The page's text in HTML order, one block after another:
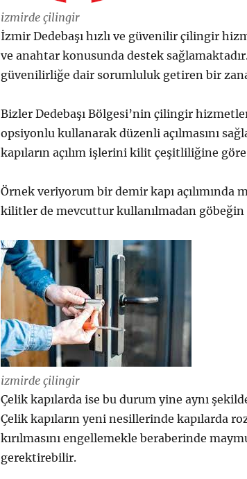
izmirde çilingir
İzmir Dedebaşı hızlı ve güvenilir çilingir
ve anahtar konusunda destek
güvenilirliğe dair sorumluluk getiren bir
Bizler Dedebaşı Bölgesi’nin çilingir
opsiyonlu kullanarak düzenli açılmasını
kapıların açılım işlerini kilit çeşitliliğine
Örnek veriyorum bir demir kapı açılımında
kilitler de mevcuttur kullanılmadan göbeğin
izmirde çilingir
Çelik kapılarda ise bu durum yine aynı
Çelik kapıların yeni nesillerinde kapılarda
kırılmasını engellemekle beraberinde
gerektirebilir.